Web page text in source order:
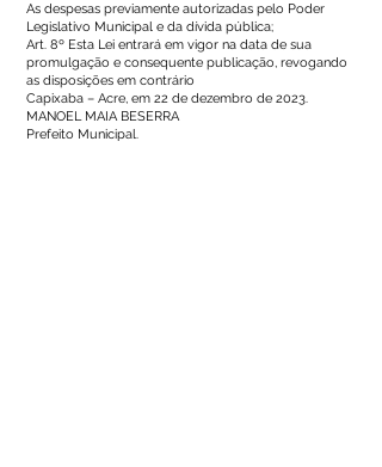
As despesas previamente autorizadas pelo Poder
Legislativo Municipal e da dívida pública;
Art. 8º Esta Lei entrará em vigor na data de sua
promulgação e consequente publicação, revogando
as disposições em contrário
Capixaba – Acre, em 22 de dezembro de 2023.
MANOEL MAIA BESERRA
Prefeito Municipal.